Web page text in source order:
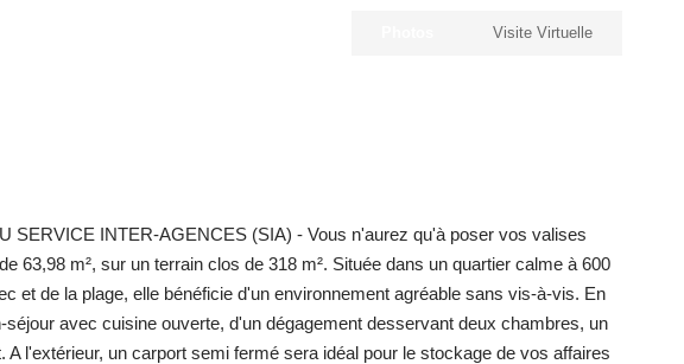
Visite Virtuelle
SERVICE INTER-AGENCES (SIA) - Vous n'aurez qu'à poser vos valises
63,98 m², sur un terrain clos de 318 m². Située dans un quartier calme à 600
et de la plage, elle bénéficie d'un environnement agréable sans vis-à-vis. En
avec cuisine ouverte, d'un dégagement desservant deux chambres, un
A l'extérieur, un carport semi fermé sera idéal pour le stockage de vos affaires